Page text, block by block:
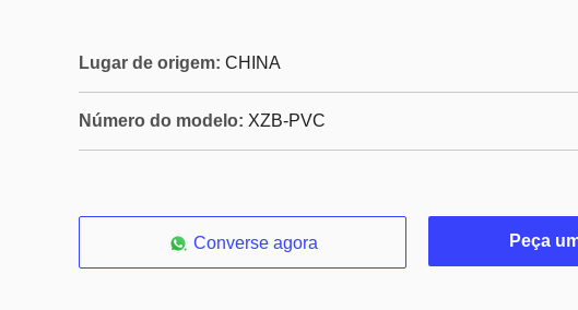
Lugar de origem: CHINA
Número do modelo: XZB-PVC
Converse agora Peça